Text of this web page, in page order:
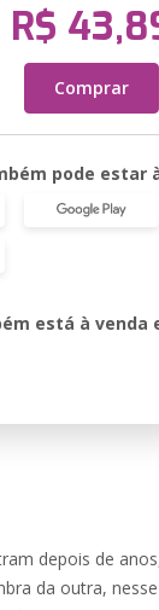
R$
Comprar
pode estar
está à venda
depois de
da outra,